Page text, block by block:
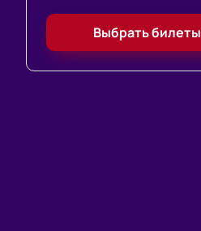
Выбрать билеты